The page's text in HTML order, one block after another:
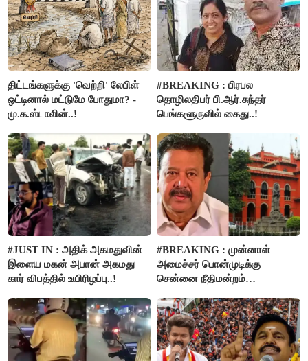
திட்டங்களுக்கு 'வெற்றி' லேபிள்
ஒட்டினால் மட்டுமே போதுமா? -
மு.க.ஸ்டாலின்..!
#BREAKING : பிரபல
தொழிலதிபர் பி.ஆர்.சுந்தர்
பெங்களூருவில் கைது..!
#JUST IN : அதிக் அகமதுவின்
இளைய மகன் அபான் அகமது
கார் விபத்தில் உயிரிழப்பு..!
#BREAKING : முன்னாள்
அமைச்சர் பொன்முடிக்கு
சென்னை நீதிமன்றம்